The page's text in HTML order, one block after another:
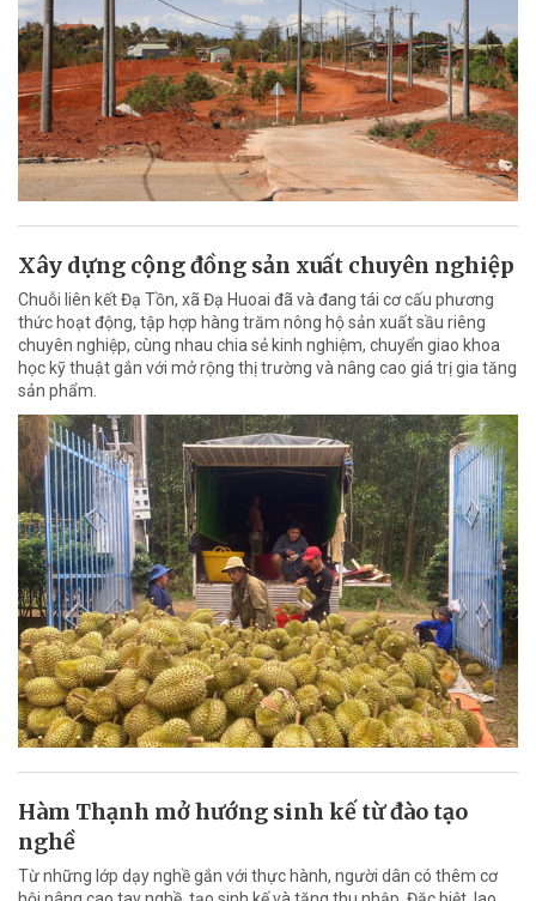
Xây dựng cộng đồng sản xuất chuyên nghiệp
Chuỗi liên kết Đạ Tồn, xã Đạ Huoai đã và đang tái cơ cấu phương
thức hoạt động, tập hợp hàng trăm nông hộ sản xuất sầu riêng
chuyên nghiệp, cùng nhau chia sẻ kinh nghiệm, chuyển giao khoa
học kỹ thuật gắn với mở rộng thị trường và nâng cao giá trị gia tăng
sản phẩm.
Hàm Thạnh mở hướng sinh kế từ đào tạo
nghề
Từ những lớp dạy nghề gắn với thực hành, người dân có thêm cơ